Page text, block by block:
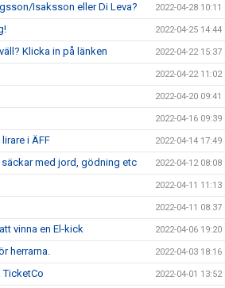
Isaksson eller Di Leva? 2022-04-28 10:11
2022-04-25 14:44
Klicka in på länken 2022-04-22 15:37
2022-04-22 11:02
2022-04-20 09:41
2022-04-16 09:39
i ÄFF 2022-04-14 17:49
med jord, gödning etc 2022-04-12 08:08
2022-04-11 11:13
2022-04-11 08:37
vinna en El-kick 2022-04-06 19:20
herrarna. 2022-04-03 18:16
2022-04-01 13:52